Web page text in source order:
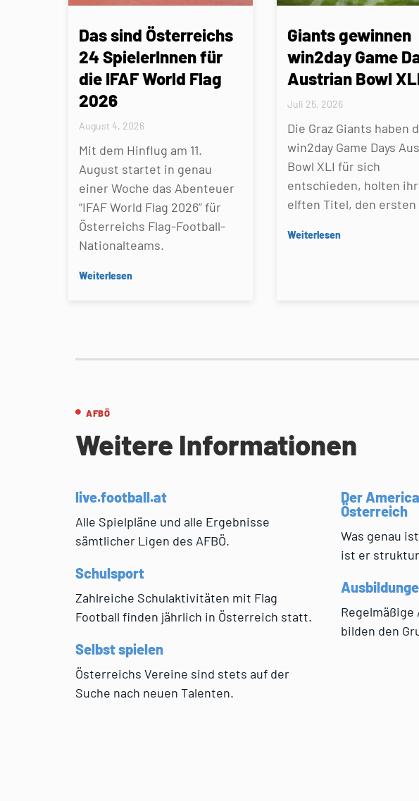
Das sind Österreichs
24 SpielerInnen für
die IFAF World Flag
2026
August 4, 2026
Mit dem Hinflug am 11.
August startet in genau
einer Woche das Abenteuer
“IFAF World Flag 2026” für
Österreichs Flag-Football-
Nationalteams.
Weiterlesen
Giants gewinnen
win2day Game
Austrian Bowl
Juli 25, 2026
Die Graz Giants haben
win2day Game Days
Bowl XLI für sich
entschieden, holten
elften Titel, den ersten
Weiterlesen
AFBÖ
Weitere Informationen
live.football.at
Alle Spielpläne und alle Ergebnisse
sämtlicher Ligen des AFBÖ.
Schulsport
Zahlreiche Schulaktivitäten mit Flag
Football finden jährlich in Österreich statt.
Selbst spielen
Österreichs Vereine sind stets auf der
Suche nach neuen Talenten.
Der
Österreich
Was genau
ist er
bilden den